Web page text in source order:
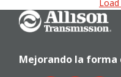
Go Home
Mejorando la forma